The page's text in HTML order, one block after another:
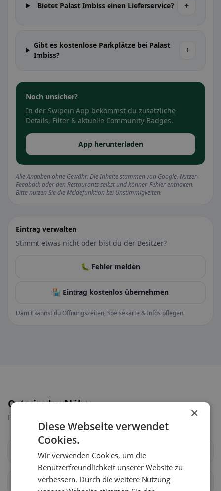
Bietet Palast Imbiss einen Lieferservice? +
Gibt es kostenlose Parkplätze bei Palast
Imbiss?
+
Noch unsicher?
In der Swipein App bekommst du zusätzliche
Details, Filter & aktuelle Community-Badges.
App herunterladen
Alle Angaben ohne Gewähr. Die Inhalte stammen von Google, Nutzer-
Feedback oder den Restaurants selbst und können Fehler enthalten.
Bitte nutzen Sie die Meldefunktion bei Unstimmigkeiten.
Eintrag verwalten
Stimmt etwas nicht oder bist du der Besitzer?
🐛 Fehler melden
🏪 Eintrag kostenlos übernehmen
Damit kannst du Öffnungszeiten, Speisekarte & Infos pflegen.
Orte in der Nähe
Finde den passenden Ort für deine Restaurantsuche.
Wendelstein Allersberg
Schwanstetten Roth
×
Diese Webseite verwendet
Cookies.
Wir verwenden Cookies, um die
Benutzerfreundlichkeit unserer Website zu
verbessern. Durch die weitere Nutzung